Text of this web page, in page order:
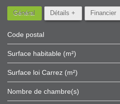
Général Détails + Financier
Code postal
Surface habitable (m²)
Surface loi Carrez (m²)
Nombre de chambre(s)